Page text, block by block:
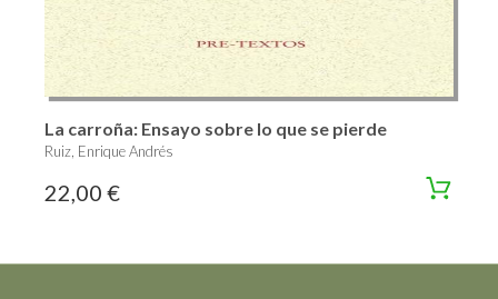
La carroña: Ensayo sobre lo que se pierde
Ruiz, Enrique Andrés
22,00 €